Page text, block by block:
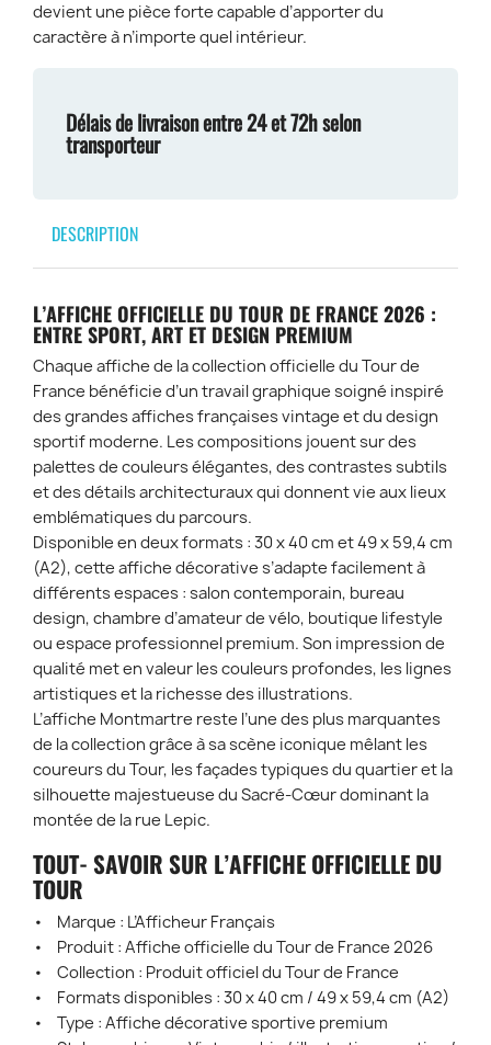
devient une pièce forte capable d’apporter du
caractère à n’importe quel intérieur.
Délais de livraison entre 24 et 72h selon
transporteur
DESCRIPTION
L’AFFICHE OFFICIELLE DU TOUR DE FRANCE 2026 :
ENTRE SPORT, ART ET DESIGN PREMIUM
Chaque affiche de la collection officielle du Tour de
France bénéficie d’un travail graphique soigné inspiré
des grandes affiches françaises vintage et du design
sportif moderne. Les compositions jouent sur des
palettes de couleurs élégantes, des contrastes subtils
et des détails architecturaux qui donnent vie aux lieux
emblématiques du parcours.
Disponible en deux formats : 30 x 40 cm et 49 x 59,4 cm
(A2), cette affiche décorative s’adapte facilement à
différents espaces : salon contemporain, bureau
design, chambre d’amateur de vélo, boutique lifestyle
ou espace professionnel premium. Son impression de
qualité met en valeur les couleurs profondes, les lignes
artistiques et la richesse des illustrations.
L’affiche Montmartre reste l’une des plus marquantes
de la collection grâce à sa scène iconique mêlant les
coureurs du Tour, les façades typiques du quartier et la
silhouette majestueuse du Sacré-Cœur dominant la
montée de la rue Lepic.
TOUT- SAVOIR SUR L’AFFICHE OFFICIELLE DU
TOUR
• Marque : L’Afficheur Français
• Produit : Affiche officielle du Tour de France 2026
• Collection : Produit officiel du Tour de France
• Formats disponibles : 30 x 40 cm / 49 x 59,4 cm (A2)
• Type : Affiche décorative sportive premium